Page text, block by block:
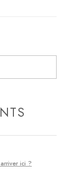
ici ?